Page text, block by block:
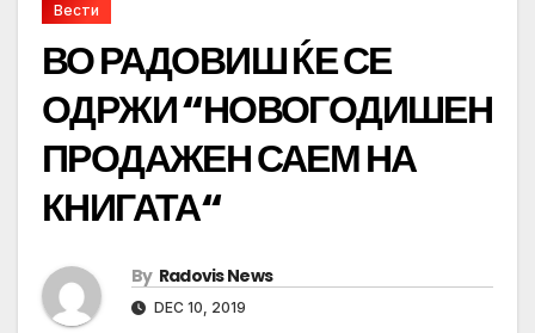
Вести
ВО РАДОВИШ ЌЕ СЕ
ОДРЖИ “НОВОГОДИШЕН
ПРОДАЖЕН САЕМ НА
КНИГАТА“
By Radovis News
DEC 10, 2019